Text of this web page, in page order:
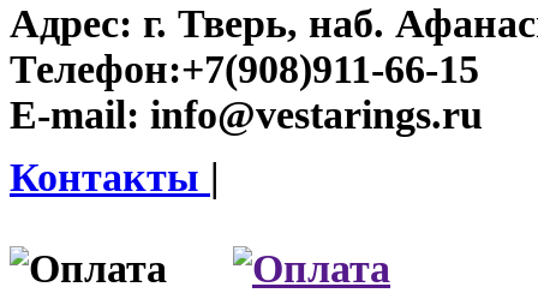
Адрес: г. Тверь, наб.
Телефон:+7(908)911-66-15
E-mail: info@vestarings.ru
Контакты |